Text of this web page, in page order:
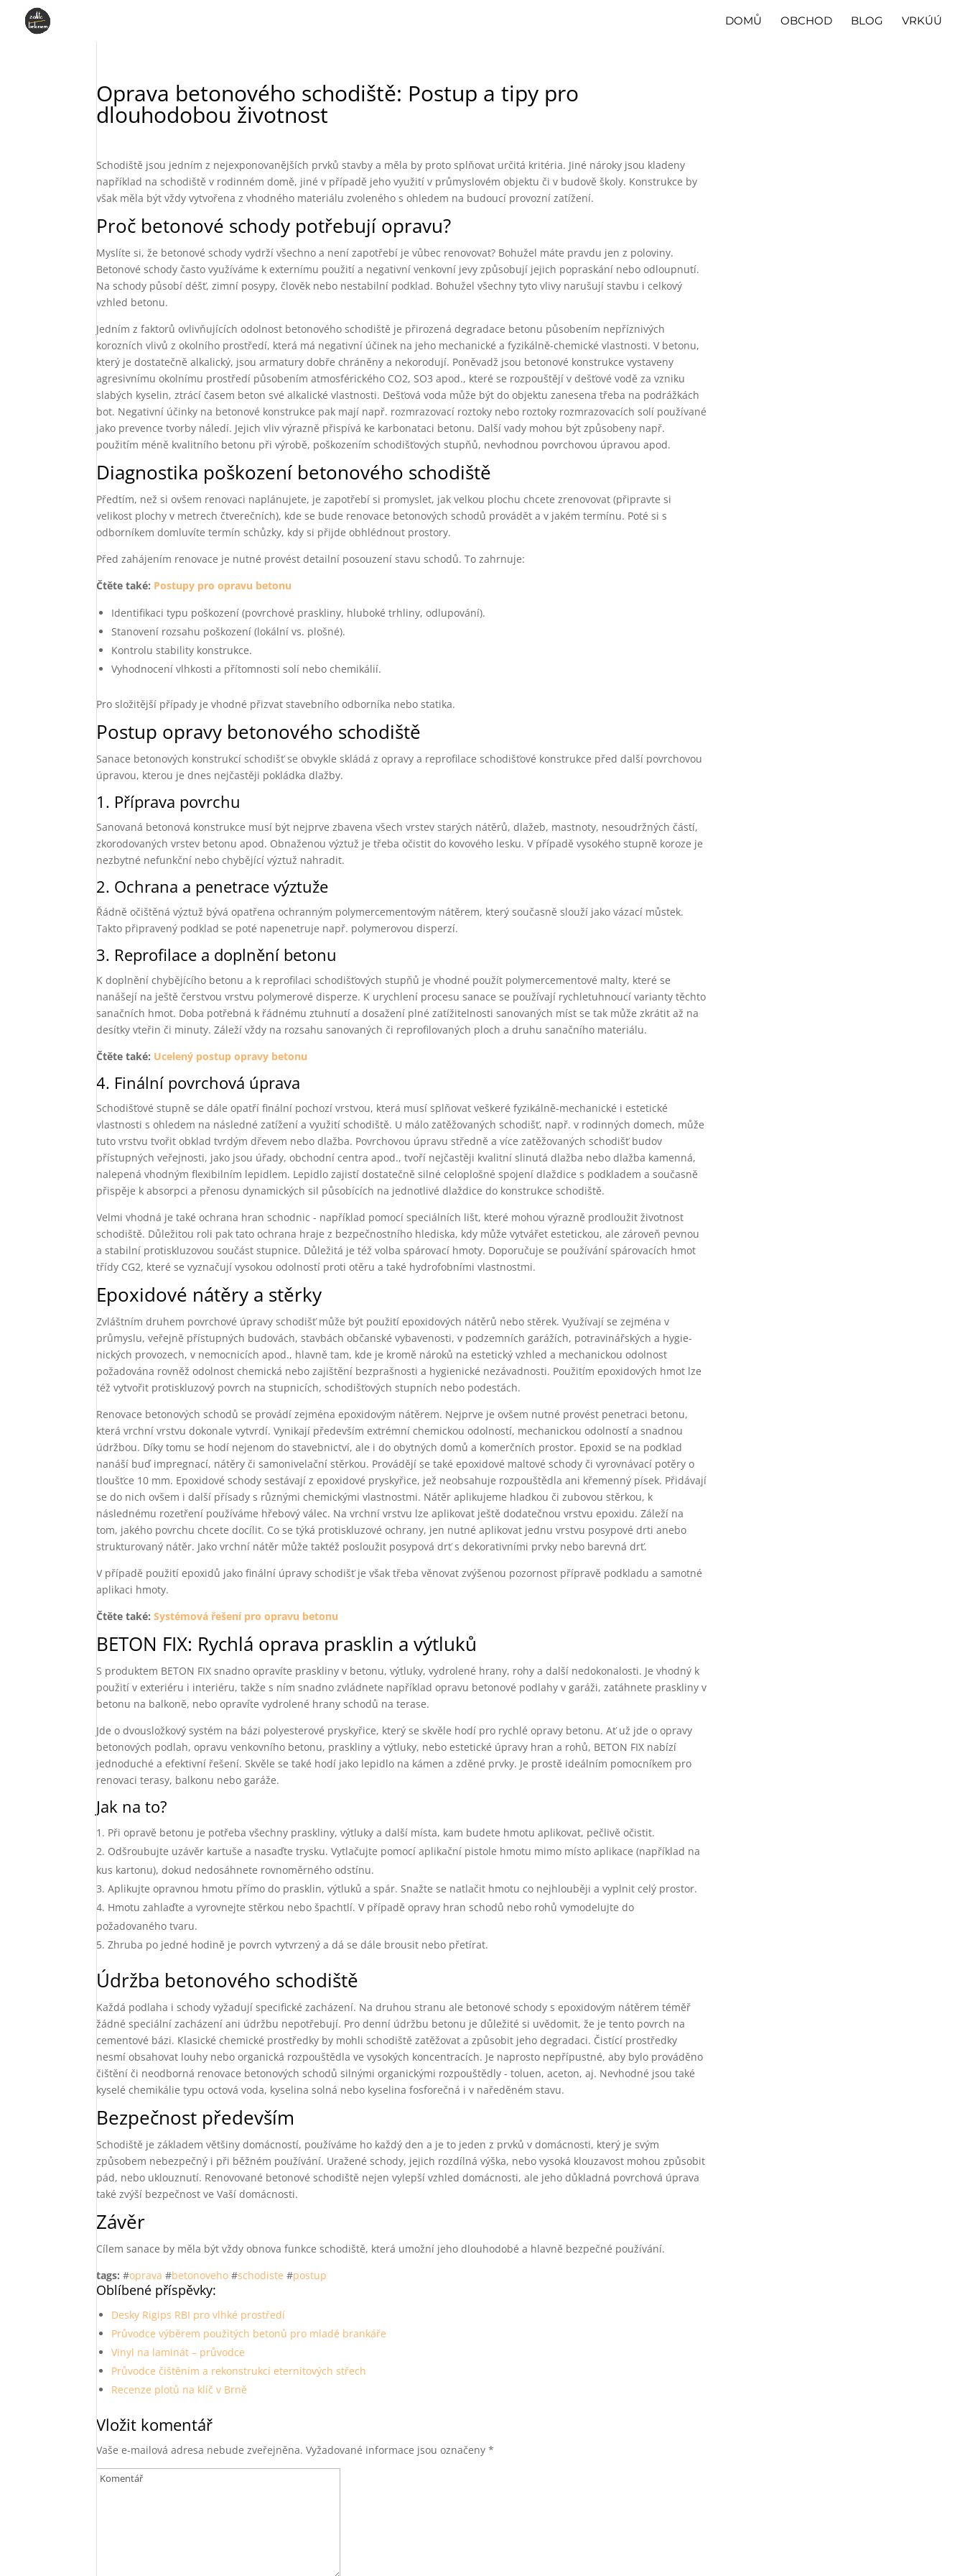
DOMŮ OBCHOD BLOG VRKÚÚ
Oprava betonového schodiště: Postup a tipy pro
dlouhodobou životnost
Schodiště jsou jedním z nejexponovanějších prvků stavby a měla by proto splňovat určitá kritéria. Jiné nároky jsou kladeny
například na schodiště v rodinném domě, jiné v případě jeho využití v průmyslovém objektu či v budově školy. Konstrukce by
však měla být vždy vytvořena z vhodného materiálu zvoleného s ohledem na budoucí provozní zatížení.
Proč betonové schody potřebují opravu?
Myslíte si, že betonové schody vydrží všechno a není zapotřebí je vůbec renovovat? Bohužel máte pravdu jen z poloviny.
Betonové schody často využíváme k externímu použití a negativní venkovní jevy způsobují jejich popraskání nebo odloupnutí.
Na schody působí déšť, zimní posypy, člověk nebo nestabilní podklad. Bohužel všechny tyto vlivy narušují stavbu i celkový
vzhled betonu.
Jedním z faktorů ovlivňujících odolnost betonového schodiště je přirozená degradace betonu působením nepříznivých
korozních vlivů z okolního prostředí, která má negativní účinek na jeho mechanické a fyzikálně-chemické vlastnosti. V betonu,
který je dostatečně alkalický, jsou armatury dobře chráněny a nekorodují. Poněvadž jsou betonové konstrukce vystaveny
agresivnímu okolnímu prostředí působením atmosférického CO2, SO3 apod., které se rozpouštějí v dešťové vodě za vzniku
slabých kyselin, ztrácí časem beton své alkalické vlastnosti. Dešťová voda může být do objektu zanesena třeba na podrážkách
bot. Negativní účinky na betonové konstrukce pak mají např. rozmrazovací roztoky nebo roztoky rozmrazovacích solí používané
jako prevence tvorby náledí. Jejich vliv výrazně přispívá ke karbonataci betonu. Další vady mohou být způsobeny např.
použitím méně kvalitního betonu při výrobě, poškozením schodišťových stupňů, nevhodnou povrchovou úpravou apod.
Diagnostika poškození betonového schodiště
Předtím, než si ovšem renovaci naplánujete, je zapotřebí si promyslet, jak velkou plochu chcete zrenovovat (připravte si
velikost plochy v metrech čtverečních), kde se bude renovace betonových schodů provádět a v jakém termínu. Poté si s
odborníkem domluvíte termín schůzky, kdy si přijde obhlédnout prostory.
Před zahájením renovace je nutné provést detailní posouzení stavu schodů. To zahrnuje:
Čtěte také: Postupy pro opravu betonu
Identifikaci typu poškození (povrchové praskliny, hluboké trhliny, odlupování).
Stanovení rozsahu poškození (lokální vs. plošné).
Kontrolu stability konstrukce.
Vyhodnocení vlhkosti a přítomnosti solí nebo chemikálií.
Pro složitější případy je vhodné přizvat stavebního odborníka nebo statika.
Postup opravy betonového schodiště
Sanace betonových konstrukcí schodišť se obvykle skládá z opravy a reprofilace schodišťové konstrukce před další povrchovou
úpravou, kterou je dnes nejčastěji pokládka dlažby.
1. Příprava povrchu
Sanovaná betonová konstrukce musí být nejprve zbavena všech vrstev starých nátěrů, dlažeb, mastnoty, nesoudržných částí,
zkorodovaných vrstev betonu apod. Obnaženou výztuž je třeba očistit do kovového lesku. V případě vysokého stupně koroze je
nezbytné nefunkční nebo chybějící výztuž nahradit.
2. Ochrana a penetrace výztuže
Řádně očištěná výztuž bývá opatřena ochranným polymercementovým nátěrem, který současně slouží jako vázací můstek.
Takto připravený podklad se poté napenetruje např. polymerovou disperzí.
3. Reprofilace a doplnění betonu
K doplnění chybějícího betonu a k reprofilaci schodišťových stupňů je vhodné použít polymercementové malty, které se
nanášejí na ještě čerstvou vrstvu polymerové disperze. K urychlení procesu sanace se používají rychletuhnoucí varianty těchto
sanačních hmot. Doba potřebná k řádnému ztuhnutí a dosažení plné zatížitelnosti sanovaných míst se tak může zkrátit až na
desítky vteřin či minuty. Záleží vždy na rozsahu sanovaných či reprofilovaných ploch a druhu sanačního materiálu.
Čtěte také: Ucelený postup opravy betonu
4. Finální povrchová úprava
Schodišťové stupně se dále opatří finální pochozí vrstvou, která musí splňovat veškeré fyzikálně-mechanické i estetické
vlastnosti s ohledem na následné zatížení a využití schodiště. U málo zatěžovaných schodišť, např. v rodinných domech, může
tuto vrstvu tvořit obklad tvrdým dřevem nebo dlažba. Povrchovou úpravu středně a více zatěžovaných schodišť budov
přístupných veřejnosti, jako jsou úřady, obchodní centra apod., tvoří nejčastěji kvalitní slinutá dlažba nebo dlažba kamenná,
nalepená vhodným flexibilním lepidlem. Lepidlo zajistí dostatečně silné celoplošné spojení dlaždice s podkladem a současně
přispěje k absorpci a přenosu dynamických sil působících na jednotlivé dlaždice do konstrukce schodiště.
Velmi vhodná je také ochrana hran schodnic - například pomocí speciálních lišt, které mohou výrazně prodloužit životnost
schodiště. Důležitou roli pak tato ochrana hraje z bezpečnostního hlediska, kdy může vytvářet estetickou, ale zároveň pevnou
a stabilní protiskluzovou součást stupnice. Důležitá je též volba spárovací hmoty. Doporučuje se používání spárovacích hmot
třídy CG2, které se vyznačují vysokou odolností proti otěru a také hydrofobními vlastnostmi.
Epoxidové nátěry a stěrky
Zvláštním druhem povrchové úpravy schodišť může být použití epoxidových nátěrů nebo stěrek. Využívají se zejména v
průmyslu, veřejně přístupných budovách, stavbách občanské vybavenosti, v podzemních garážích, potravinářských a hygie­
nických provozech, v nemocnicích apod., hlavně tam, kde je kromě nároků na estetický vzhled a mechanickou odolnost
požadována rovněž odolnost chemická nebo zajištění bezprašnosti a hygienické nezávadnosti. Použitím epoxidových hmot lze
též vytvořit protiskluzový povrch na stupnicích, schodišťových stupních nebo podestách.
Renovace betonových schodů se provádí zejména epoxidovým nátěrem. Nejprve je ovšem nutné provést penetraci betonu,
která vrchní vrstvu dokonale vytvrdí. Vynikají především extrémní chemickou odolností, mechanickou odolností a snadnou
údržbou. Díky tomu se hodí nejenom do stavebnictví, ale i do obytných domů a komerčních prostor. Epoxid se na podklad
nanáší buď impregnací, nátěry či samonivelační stěrkou. Provádějí se také epoxidové maltové schody či vyrovnávací potěry o
tloušťce 10 mm. Epoxidové schody sestávají z epoxidové pryskyřice, jež neobsahuje rozpouštědla ani křemenný písek. Přidávají
se do nich ovšem i další přísady s různými chemickými vlastnostmi. Nátěr aplikujeme hladkou či zubovou stěrkou, k
následnému rozetření používáme hřebový válec. Na vrchní vrstvu lze aplikovat ještě dodatečnou vrstvu epoxidu. Záleží na
tom, jakého povrchu chcete docílit. Co se týká protiskluzové ochrany, jen nutné aplikovat jednu vrstvu posypové drti anebo
strukturovaný nátěr. Jako vrchní nátěr může taktéž posloužit posypová drť s dekorativními prvky nebo barevná drť.
V případě použití epoxidů jako finální úpravy schodišť je však třeba věnovat zvýšenou pozornost přípravě podkladu a samotné
aplikaci hmoty.
Čtěte také:Systémová řešení pro opravu betonu
BETON FIX: Rychlá oprava prasklin a výtluků
S produktem BETON FIX snadno opravíte praskliny v betonu, výtluky, vydrolené hrany, rohy a další nedokonalosti. Je vhodný k
použití v exteriéru i interiéru, takže s ním snadno zvládnete například opravu betonové podlahy v garáži, zatáhnete praskliny v
betonu na balkoně, nebo opravíte vydrolené hrany schodů na terase.
Jde o dvousložkový systém na bázi polyesterové pryskyřice, který se skvěle hodí pro rychlé opravy betonu. Ať už jde o opravy
betonových podlah, opravu venkovního betonu, praskliny a výtluky, nebo estetické úpravy hran a rohů, BETON FIX nabízí
jednoduché a efektivní řešení. Skvěle se také hodí jako lepidlo na kámen a zděné prvky. Je prostě ideálním pomocníkem pro
renovaci terasy, balkonu nebo garáže.
Jak na to?
Při opravě betonu je potřeba všechny praskliny, výtluky a další místa, kam budete hmotu aplikovat, pečlivě očistit.
Odšroubujte uzávěr kartuše a nasaďte trysku. Vytlačujte pomocí aplikační pistole hmotu mimo místo aplikace (například na
kus kartonu), dokud nedosáhnete rovnoměrného odstínu.
Aplikujte opravnou hmotu přímo do prasklin, výtluků a spár. Snažte se natlačit hmotu co nejhlouběji a vyplnit celý prostor.
Hmotu zahlaďte a vyrovnejte stěrkou nebo špachtlí. V případě opravy hran schodů nebo rohů vymodelujte do
požadovaného tvaru.
Zhruba po jedné hodině je povrch vytvrzený a dá se dále brousit nebo přetírat.
Údržba betonového schodiště
Každá podlaha i schody vyžadují specifické zacházení. Na druhou stranu ale betonové schody s epoxidovým nátěrem téměř
žádné speciální zacházení ani údržbu nepotřebují. Pro denní údržbu betonu je důležité si uvědomit, že je tento povrch na
cementové bázi. Klasické chemické prostředky by mohli schodiště zatěžovat a způsobit jeho degradaci. Čistící prostředky
nesmí obsahovat louhy nebo organická rozpouštědla ve vysokých koncentracích. Je naprosto nepřípustné, aby bylo prováděno
čištění či neodborná renovace betonových schodů silnými organickými rozpouštědly - toluen, aceton, aj. Nevhodné jsou také
kyselé chemikálie typu octová voda, kyselina solná nebo kyselina fosforečná i v naředěném stavu.
Bezpečnost především
Schodiště je základem většiny domácností, používáme ho každý den a je to jeden z prvků v domácnosti, který je svým
způsobem nebezpečný i při běžném používání. Uražené schody, jejich rozdílná výška, nebo vysoká klouzavost mohou způsobit
pád, nebo uklouznutí. Renovované betonové schodiště nejen vylepší vzhled domácnosti, ale jeho důkladná povrchová úprava
také zvýší bezpečnost ve Vaší domácnosti.
Závěr
Cílem sanace by měla být vždy obnova funkce schodiště, která umožní jeho dlouhodobé a hlavně bezpečné používání.
tags: #oprava #betonoveho #schodiste #postup
Oblíbené příspěvky:
Desky Rigips RBI pro vlhké prostředí
Průvodce výběrem použitých betonů pro mladé brankáře
Vinyl na laminát – průvodce
Průvodce čištěním a rekonstrukcí eternitových střech
Recenze plotů na klíč v Brně
Vložit komentář
Vaše e-mailová adresa nebude zveřejněna. Vyžadované informace jsou označeny*